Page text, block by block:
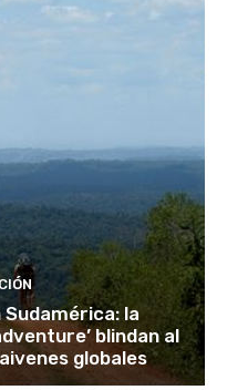
la
blindan al
globales